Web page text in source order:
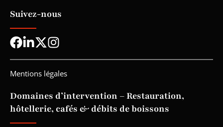
Suivez-nous
Mentions légales
Domaines d’intervention – Restauration,
hôtellerie, cafés & débits de boissons